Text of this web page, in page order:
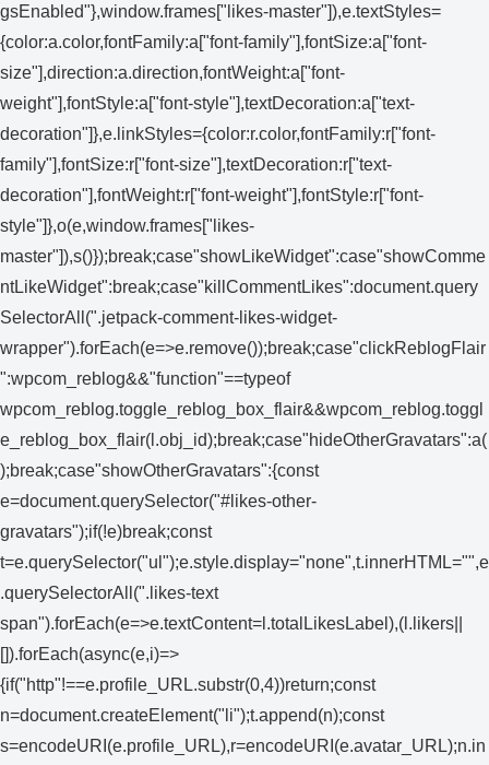
gsEnabled"},window.frames["likes-master"]),e.textStyles=
{color:a.color,fontFamily:a["font-family"],fontSize:a["font-
size"],direction:a.direction,fontWeight:a["font-
weight"],fontStyle:a["font-style"],textDecoration:a["text-
decoration"]},e.linkStyles={color:r.color,fontFamily:r["font-
family"],fontSize:r["font-size"],textDecoration:r["text-
decoration"],fontWeight:r["font-weight"],fontStyle:r["font-
style"]},o(e,window.frames["likes-
master"]),s()});break;case"showLikeWidget":case"showComme
ntLikeWidget":break;case"killCommentLikes":document.query
SelectorAll(".jetpack-comment-likes-widget-
wrapper").forEach(e=>e.remove());break;case"clickReblogFlair
":wpcom_reblog&&"function"==typeof
wpcom_reblog.toggle_reblog_box_flair&&wpcom_reblog.toggl
e_reblog_box_flair(l.obj_id);break;case"hideOtherGravatars":a(
);break;case"showOtherGravatars":{const
e=document.querySelector("#likes-other-
gravatars");if(!e)break;const
t=e.querySelector("ul");e.style.display="none",t.innerHTML="",e
.querySelectorAll(".likes-text
span").forEach(e=>e.textContent=l.totalLikesLabel),(l.likers||
[]).forEach(async(e,i)=>
{if("http"!==e.profile_URL.substr(0,4))return;const
n=document.createElement("li");t.append(n);const
s=encodeURI(e.profile_URL),r=encodeURI(e.avatar_URL);n.in